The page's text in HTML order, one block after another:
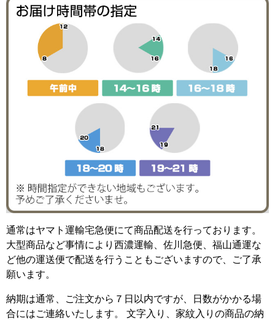
通常はヤマト運輸宅急便にて商品配送を行っております。
大型商品など事情により西濃運輸、佐川急便、福山通運な
ど他の運送便で配送を行うこともございますので、ご了承
願います。
納期は通常、ご注文から７日以内ですが、日数がかかる場
合にはご連絡いたします。 文字入り、家紋入りの商品の納